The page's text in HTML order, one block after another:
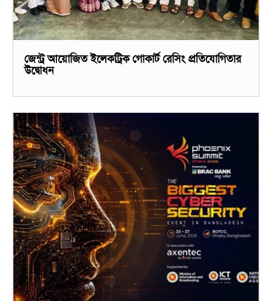
জেন্ট্র আয়োজিত ইলেকট্রিক গোকার্ট রেসিং প্রতিযোগিতার
উদ্বোধন